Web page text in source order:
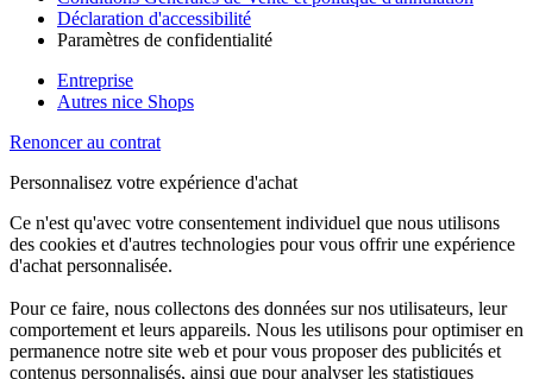
Déclaration d'accessibilité
Paramètres de confidentialité
Entreprise
Autres nice Shops
Renoncer au contrat
Personnalisez votre expérience d'achat
Ce n'est qu'avec votre consentement individuel que nous utilisons
des cookies et d'autres technologies pour vous offrir une expérience
d'achat personnalisée.
Pour ce faire, nous collectons des données sur nos utilisateurs, leur
comportement et leurs appareils. Nous les utilisons pour optimiser en
permanence notre site web et pour vous proposer des publicités et
contenus personnalisés, ainsi que pour analyser les statistiques